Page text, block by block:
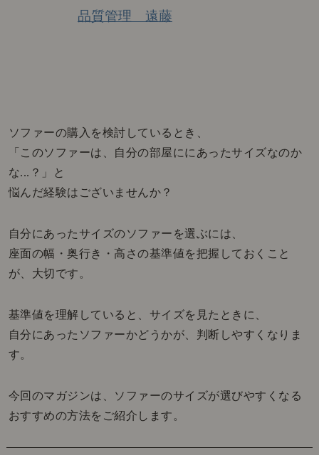
品質管理 遠藤
ソファーの購入を検討しているとき、
「このソファーは、自分の部屋ににあったサイズなのか
な...？」と
悩んだ経験はございませんか？
自分にあったサイズのソファーを選ぶには、
座面の幅・奥行き・高さの基準値を把握しておくこと
が、大切です。
基準値を理解していると、サイズを見たときに、
自分にあったソファーかどうかが、判断しやすくなりま
す。
今回のマガジンは、ソファーのサイズが選びやすくなる
おすすめの方法をご紹介します。